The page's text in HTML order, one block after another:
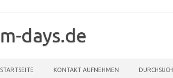
m-days.de
STARTSEITE KONTAKT AUFNEHMEN